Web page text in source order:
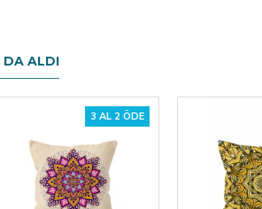
DA ALDI
3 AL 2 ÖDE